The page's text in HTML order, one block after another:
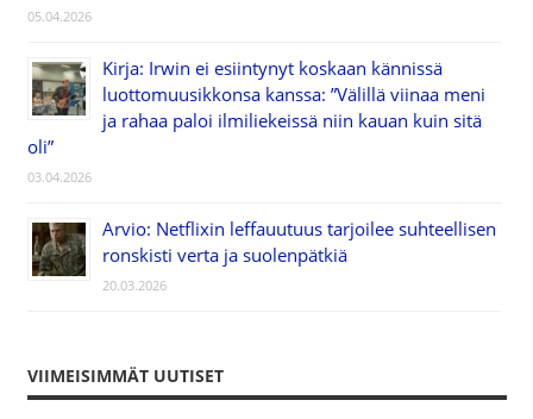
05.04.2026
Kirja: Irwin ei esiintynyt koskaan kännissä
luottomuusikkonsa kanssa: ”Välillä viinaa meni
ja rahaa paloi ilmiliekeissä niin kauan kuin sitä
oli”
03.04.2026
Arvio: Netflixin leffauutuus tarjoilee suhteellisen
ronskisti verta ja suolenpätkiä
20.03.2026
VIIMEISIMMÄT UUTISET